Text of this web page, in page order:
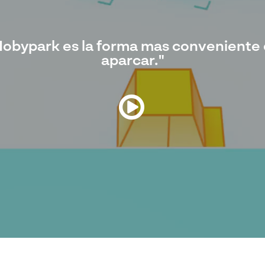
es la forma mas conveniente
aparcar."